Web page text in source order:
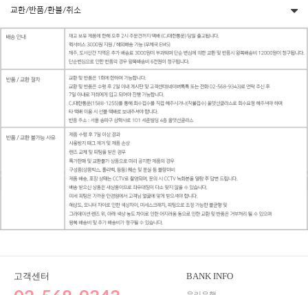
교환/반품/환불/취소
고객센터 BANK INFO